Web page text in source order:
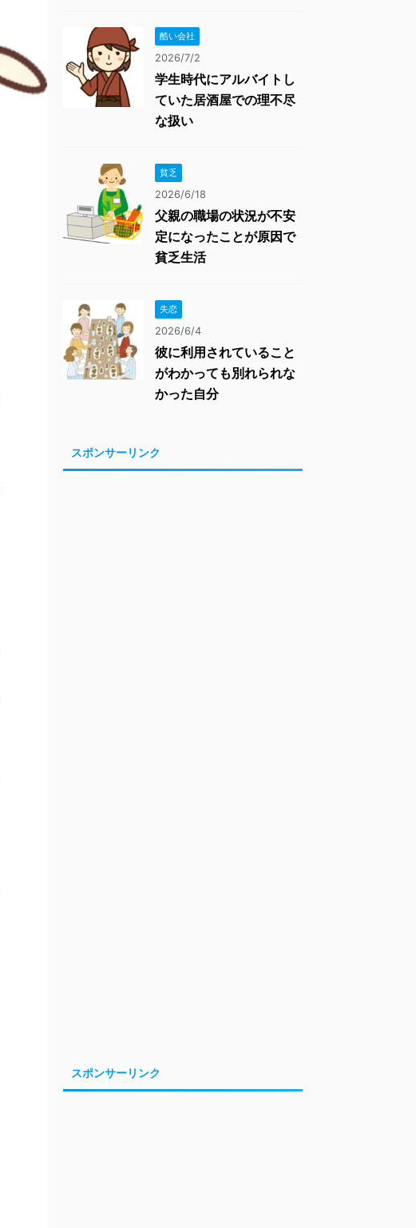
酷い会社
2026/7/2
学生時代にアルバイトし
ていた居酒屋での理不尽
な扱い
貧乏
2026/6/18
父親の職場の状況が不安
定になったことが原因で
貧乏生活
失恋
2026/6/4
彼に利用されていること
がわかっても別れられな
かった自分
スポンサーリンク
スポンサーリンク